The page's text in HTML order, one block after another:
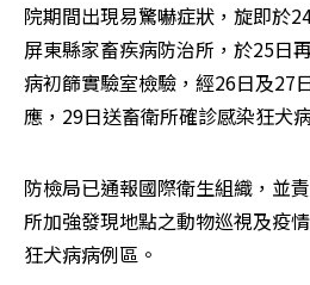
院期間出現易驚嚇症狀，旋即於
屏東縣家畜疾病防治所，於25日
病初篩實驗室檢驗，經26日及27
應，29日送畜衛所確診感染狂犬
防檢局已通報國際衛生組織，並
所加強發現地點之動物巡視及疫
狂犬病病例區。